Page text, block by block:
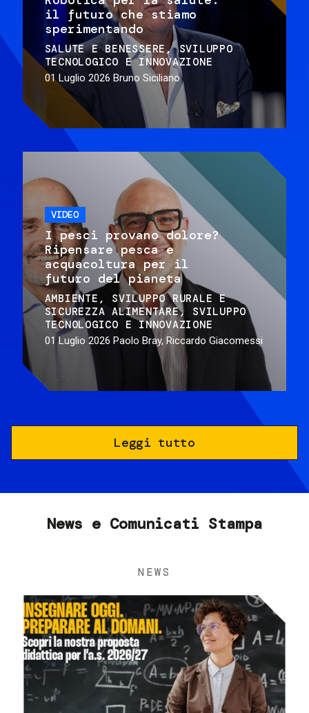
il futuro che stiamo
sperimentando
SALUTE E BENESSERE
SVILUPPO
TECNOLOGICO E INNOVAZIONE
01 Luglio 2026 Bruno Siciliano
VIDEO
I pesci provano dolore?
Ripensare pesca e
acquacoltura per il
futuro del pianeta
AMBIENTE
SVILUPPO RURALE E
SICUREZZA ALIMENTARE
SVILUPPO
TECNOLOGICO E INNOVAZIONE
01 Luglio 2026 Paolo Bray, Riccardo Giacomessi
Leggi tutto
News e Comunicati Stampa
NEWS